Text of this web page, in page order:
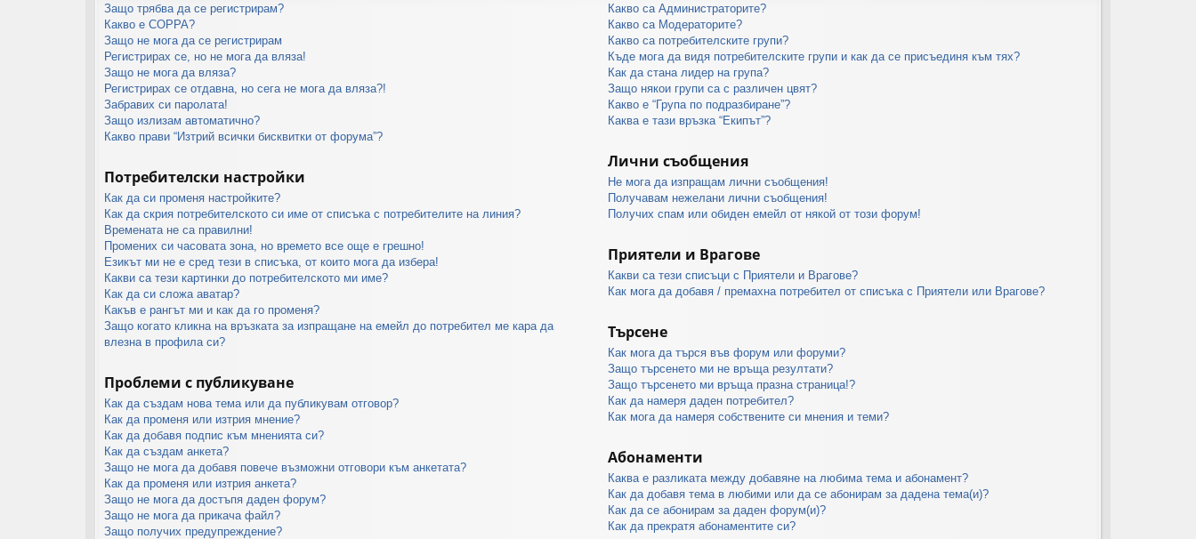
ов
Защо трябва да се регистрирам?
Какво е COPPA?
Защо не мога да се регистрирам
Регистрирах се, но не мога да вляза!
Защо не мога да вляза?
Регистрирах се отдавна, но сега не мога да вляза?!
Забравих си паролата!
Защо излизам автоматично?
Какво прави “Изтрий всички бисквитки от форума”?
Потребителски настройки
Как да си променя настройките?
Как да скрия потребителското си име от списъка с потребителите на линия?
Времената не са правилни!
Промених си часовата зона, но времето все още е грешно!
Езикът ми не е сред тези в списъка, от които мога да избера!
Какви са тези картинки до потребителското ми име?
Как да си сложа аватар?
Какъв е рангът ми и как да го променя?
Защо когато кликна на връзката за изпращане на емейл до потребител ме кара да
влезна в профила си?
Проблеми с публикуване
Как да създам нова тема или да публикувам отговор?
Как да променя или изтрия мнение?
Как да добавя подпис към мненията си?
Как да създам анкета?
Защо не мога да добавя повече възможни отговори към анкетата?
Как да променя или изтрия анкета?
Защо не мога да достъпя даден форум?
Защо не мога да прикача файл?
Защо получих предупреждение?
Какво са Администраторите?
Какво са Модераторите?
Какво са потребителските групи?
Къде мога да видя потребителските групи и как да се присъединя към тях?
Как да стана лидер на група?
Защо някои групи са с различен цвят?
Какво е “Група по подразбиране”?
Каква е тази връзка “Екипът”?
Лични съобщения
Не мога да изпращам лични съобщения!
Получавам нежелани лични съобщения!
Получих спам или обиден емейл от някой от този форум!
Приятели и Врагове
Какви са тези списъци с Приятели и Врагове?
Как мога да добавя / премахна потребител от списъка с Приятели или Врагове?
Търсене
Как мога да търся във форум или форуми?
Защо търсенето ми не връща резултати?
Защо търсенето ми връща празна страница!?
Как да намеря даден потребител?
Как мога да намеря собствените си мнения и теми?
Абонаменти
Каква е разликата между добавяне на любима тема и абонамент?
Как да добавя тема в любими или да се абонирам за дадена тема(и)?
Как да се абонирам за даден форум(и)?
Как да прекратя абонаментите си?